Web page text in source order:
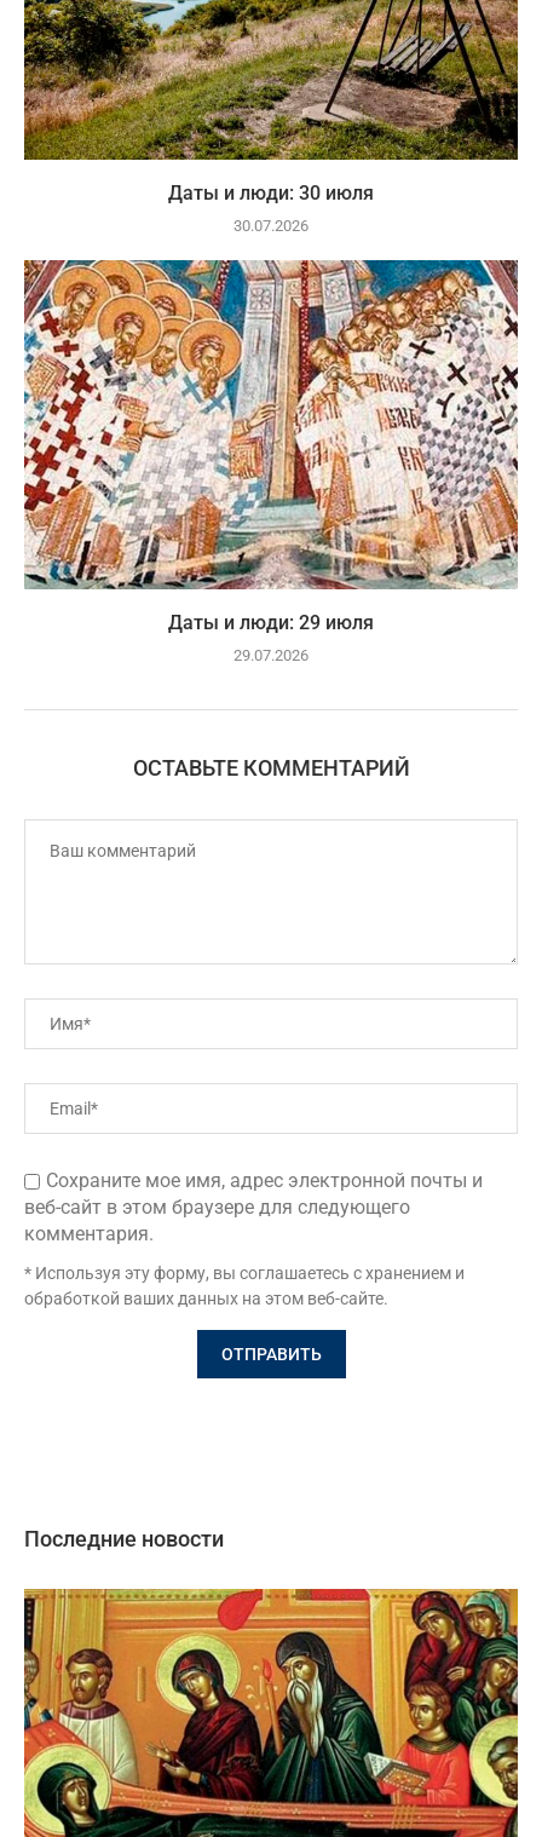
Даты и люди: 30 июля
30.07.2026
Даты и люди: 29 июля
29.07.2026
ОСТАВЬТЕ КОММЕНТАРИЙ
Сохраните мое имя, адрес электронной почты и
веб-сайт в этом браузере для следующего
комментария.
* Используя эту форму, вы соглашаетесь с хранением и
обработкой ваших данных на этом веб-сайте.
Последние новости